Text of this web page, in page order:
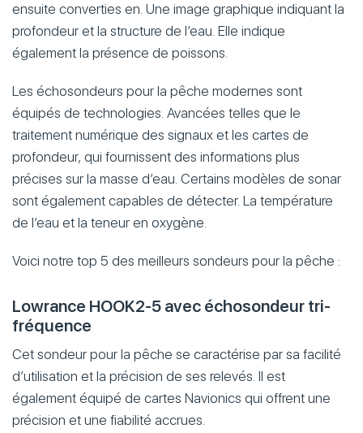
ensuite converties en. Une image graphique indiquant la
profondeur et la structure de l’eau. Elle indique
également la présence de poissons.
Les échosondeurs pour la pêche modernes sont
équipés de technologies. Avancées telles que le
traitement numérique des signaux et les cartes de
profondeur, qui fournissent des informations plus
précises sur la masse d’eau. Certains modèles de sonar
sont également capables de détecter. La température
de l’eau et la teneur en oxygène.
Voici notre top 5 des meilleurs sondeurs pour la pêche :
Lowrance HOOK2-5 avec échosondeur tri-
fréquence
Cet sondeur pour la pêche se caractérise par sa facilité
d’utilisation et la précision de ses relevés. Il est
également équipé de cartes Navionics qui offrent une
précision et une fiabilité accrues.